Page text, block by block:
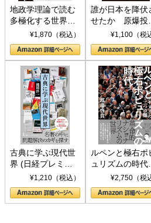
地政学理論で読む
多極化する世界：
トランプとBRICS
の挑戦
¥1,870（税込）
誰が日本を降伏
せたか 原爆投
下、ソ連参戦、
して聖断 (PHP
書)
¥1,100（税
古典に学ぶ現代世
界 (日経プレミア
シリーズ)¥1,210（税込）
ルペンと極右ポ
ュリズムの時代：
〈ヤヌス〉の二
の顔
¥2,750（税